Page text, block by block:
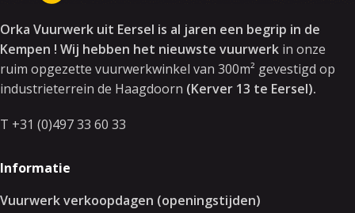
Orka Vuurwerk uit Eersel is al jaren een begrip in de
Kempen ! Wij hebben het nieuwste vuurwerk in onze
ruim opgezette vuurwerkwinkel van 300m² gevestigd op
industrieterrein de Haagdoorn (Kerver 13 te Eersel).
T +31 (0)497 33 60 33
Informatie
Vuurwerk verkoopdagen (openingstijden)